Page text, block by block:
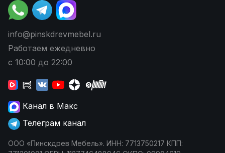
info@pinskdrevmebel.ru
Работаем ежедневно
с 10:00 до 22:00
Канал в Макс
Телеграм канал
ООО «Пинскдрев Мебель». ИНН: 7713750217 КПП: